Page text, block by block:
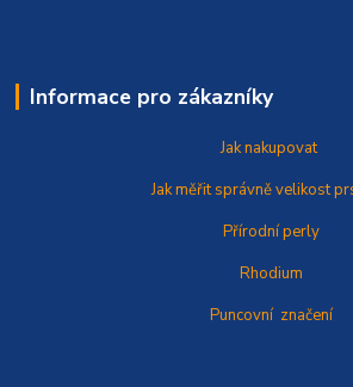
Informace pro zákazníky
Jak nakupovat
Jak měřit správněvelikost
Přírodní perly
Rhodium
Puncovní značení